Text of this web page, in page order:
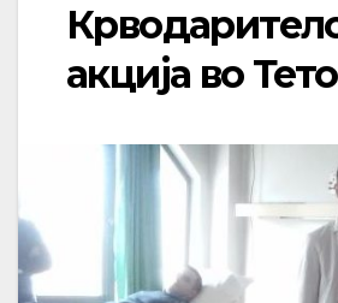
акција во